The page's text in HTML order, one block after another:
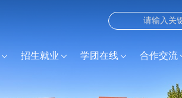
招生就业 学团在线 合作交流